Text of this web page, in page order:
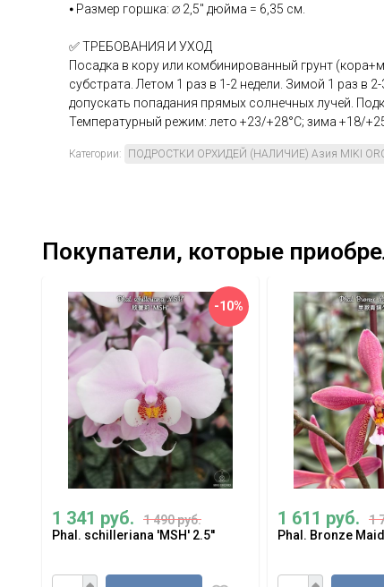
⦁ Размер горшка: ∅ 2,5" дюйма = 6,35 см.
✅ ТРЕБОВАНИЯ И УХОД
Посадка в кору или комбинированный грунт
субстрата. Летом 1 раз в 1-2 недели. Зимой 1 раз в
допускать попадания прямых солнечных лучей.
Температурный режим: лето +23/+28°С; зима +18/
Категории: ПОДРОСТКИ ОРХИДЕЙ (НАЛИЧИЕ) Азия MIKI
Покупатели, которые
-10%
1 341 руб.
1 490 руб.
Phal. schilleriana 'MSH' 2.5''
1 611 руб.
1
Phal. Bronze